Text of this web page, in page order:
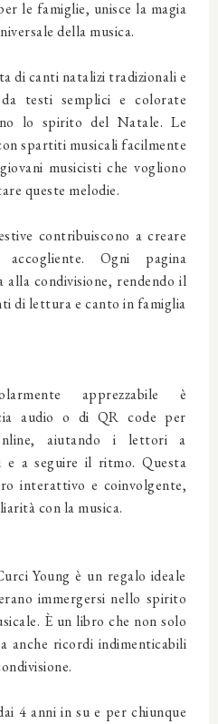
le famiglie, unisce la magia
della musica.
di canti natalizi tradizionali e
da testi semplici e colorate
lo spirito del Natale. Le
spartiti musicali facilmente
musicisti che vogliono
queste melodie.
contribuiscono a creare
Ogni pagina
condivisione, rendendo il
di lettura e canto in famiglia
apprezzabile è
audio o di QR code per
aiutando i lettori a
e a seguire il ritmo. Questa
interattivo e coinvolgente,
con la musica.
Young è un regalo ideale
immergersi nello spirito
È un libro che non solo
anche ricordi indimenticabili
4 anni in su e per chiunque